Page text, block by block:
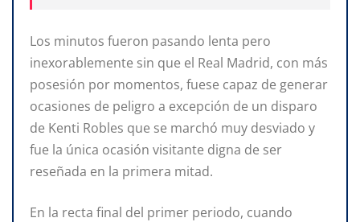
Los minutos fueron pasando lenta pero
inexorablemente sin que el Real Madrid, con más
posesión por momentos, fuese capaz de generar
ocasiones de peligro a excepción de un disparo
de Kenti Robles que se marchó muy desviado y
fue la única ocasión visitante digna de ser
reseñada en la primera mitad.
En la recta final del primer periodo, cuando